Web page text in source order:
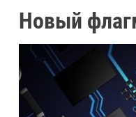
Новый